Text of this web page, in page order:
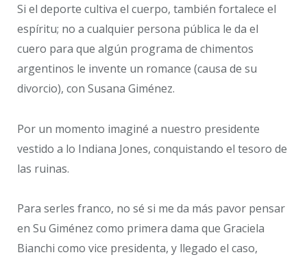
Si el deporte cultiva el cuerpo, también fortalece el
espíritu; no a cualquier persona pública le da el
cuero para que algún programa de chimentos
argentinos le invente un romance (causa de su
divorcio), con Susana Giménez.
Por un momento imaginé a nuestro presidente
vestido a lo Indiana Jones, conquistando el tesoro de
las ruinas.
Para serles franco, no sé si me da más pavor pensar
en Su Giménez como primera dama que Graciela
Bianchi como vice presidenta, y llegado el caso,